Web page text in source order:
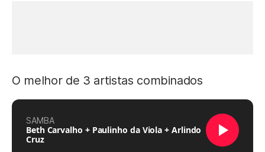
O melhor de 3 artistas combinados
SAMBA
Beth Carvalho + Paulinho da Viola + Arlindo
Cruz